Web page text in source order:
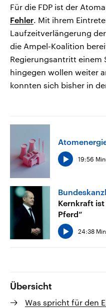
Für die FDP ist der
Fehler. Mit ihrem
Laufzeitverlängerung
die Ampel-Koalition
Regierungsantritt einem
hingegen wollen weiter
konnten sich bisher in
19:56
Kernkraft
Pferd“
24:38
Übersicht
Was spricht für den